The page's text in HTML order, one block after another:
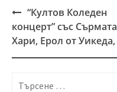
Post
navigation
“Култов Коледен
концерт” със Сърмата
Хари, Ерол от Уикеда,
Търсене